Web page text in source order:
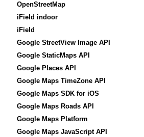
OpenStreetMap
iField indoor
iField
Google StreetView Image API
Google StaticMaps API
Google Places API
Google Maps TimeZone API
Google Maps SDK for iOS
Google Maps Roads API
Google Maps Platform
Google Maps JavaScript API